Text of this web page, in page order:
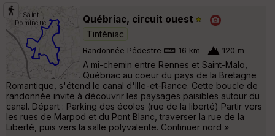
Québriac, circuit ouest
Tinténiac
Randonnée Pédestre 16 km 120 m
A mi-chemin entre Rennes et Saint-Malo,
Québriac au coeur du pays de la Bretagne
Romantique, s'étend le canal d'Ille-et-Rance. Cette boucle de
randonnée invite à découvrir les paysages paisibles autour du
canal. Départ : Parking des écoles (rue de la liberté) Partir vers
les rues de Marpod et du Pont Blanc, traverser la rue de la
Liberté, puis vers la salle polyvalente. Continuer nord »